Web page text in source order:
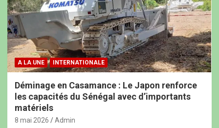
A LA UNE INTERNATIONALE
Déminage en Casamance : Le Japon renforce
les capacités du Sénégal avec d’importants
matériels
8 mai 2026 Admin